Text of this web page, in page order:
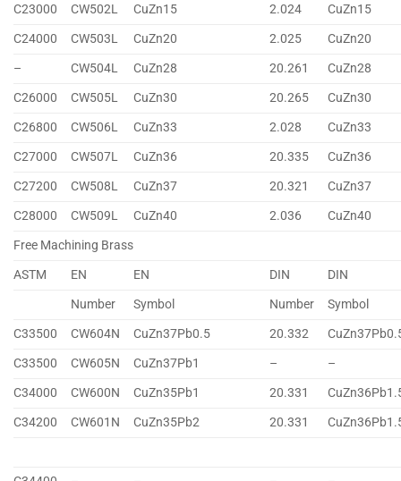
C23000
CW502L CuZn15 2.024
CuZn15
C24000
CW503L CuZn20 2.025
CuZn20
–
CW504L CuZn28 20.261
CuZn28
C26000
CW505L CuZn30 20.265
CuZn30
C26800
CW506L CuZn33 2.028
CuZn33
C27000
CW507L CuZn36 20.335
CuZn36
C27200
CW508L CuZn37 20.321
CuZn37
C28000
CW509L CuZn40 2.036
CuZn40
Free Machining Brass
ASTM
EN EN DIN
DIN
Number
Symbol Number
Symbol
C33500
CW604N CuZn37Pb0.5 20.332
C33500
CW605N CuZn37Pb1 –
–
C34000
CW600N CuZn35Pb1 20.331
C34200
CW601N CuZn35Pb2 20.331